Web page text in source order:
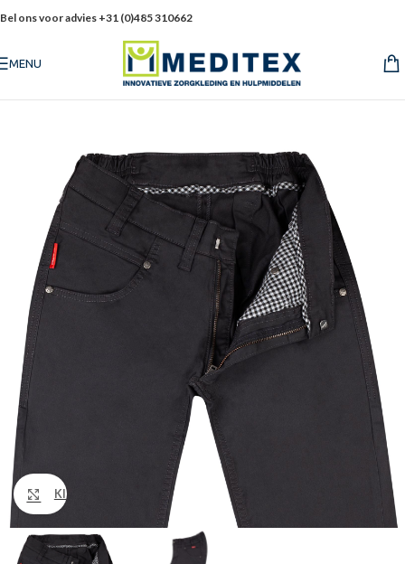
Bel ons voor advies +31 (0)485 310662
MENU
Klik om te vergroten